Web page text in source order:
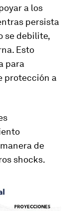
a los
persista
se debilite,
Esto
para
protección a
de
shocks.